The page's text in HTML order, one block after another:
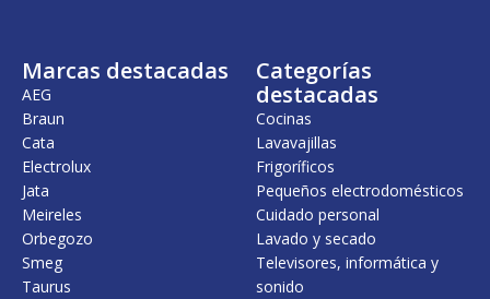
Marcas destacadas
AEG
Braun
Cata
Electrolux
Jata
Meireles
Orbegozo
Smeg
Taurus
Categorías
destacadas
Cocinas
Lavavajillas
Frigoríficos
Pequeños electrodomésticos
Cuidado personal
Lavado y secado
Televisores, informática y
sonido